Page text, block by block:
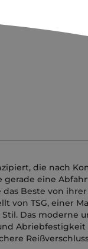
die nach
eine
Beste von
TSG, einer
Das moderne
Abriebfestigkeit